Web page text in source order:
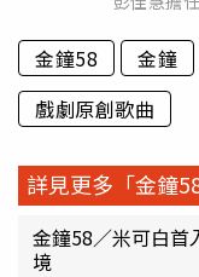
金鐘58 金鐘
戲劇原創歌曲
詳見更多「金鐘
金鐘58／米可白
境